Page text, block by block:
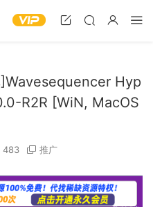
Hyp
R2R [WiN, MacOS
483 推广